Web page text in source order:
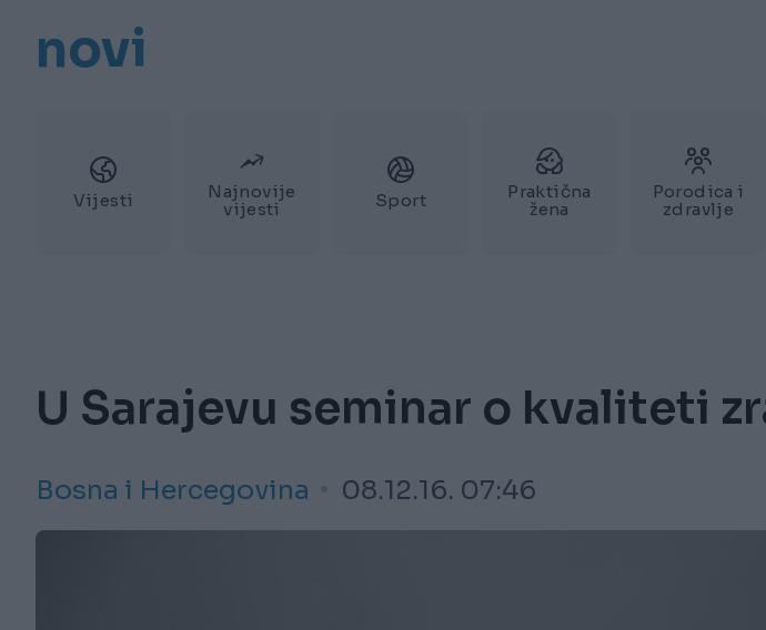
novi
Vijesti
Najnovije
vijesti
Sport
Praktična
žena
Porodica i
zdravlje
U Sarajevu seminar o kvaliteti
Bosna i Hercegovina 08.12.16. 07:46